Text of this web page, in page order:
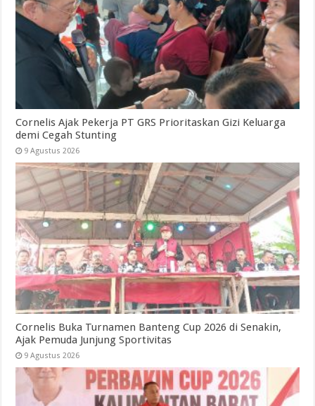
Cornelis Ajak Pekerja PT GRS Prioritaskan Gizi Keluarga
demi Cegah Stunting
9 Agustus 2026
Cornelis Buka Turnamen Banteng Cup 2026 di Senakin,
Ajak Pemuda Junjung Sportivitas
9 Agustus 2026